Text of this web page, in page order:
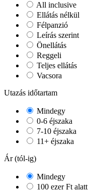
All inclusive
Ellátás nélkül
Félpanzió
Leírás szerint
Önellátás
Reggeli
Teljes ellátás
Vacsora
Utazás időtartam
Mindegy
0-6 éjszaka
7-10 éjszaka
11+ éjszaka
Ár (tól-ig)
Mindegy
100 ezer Ft alatt